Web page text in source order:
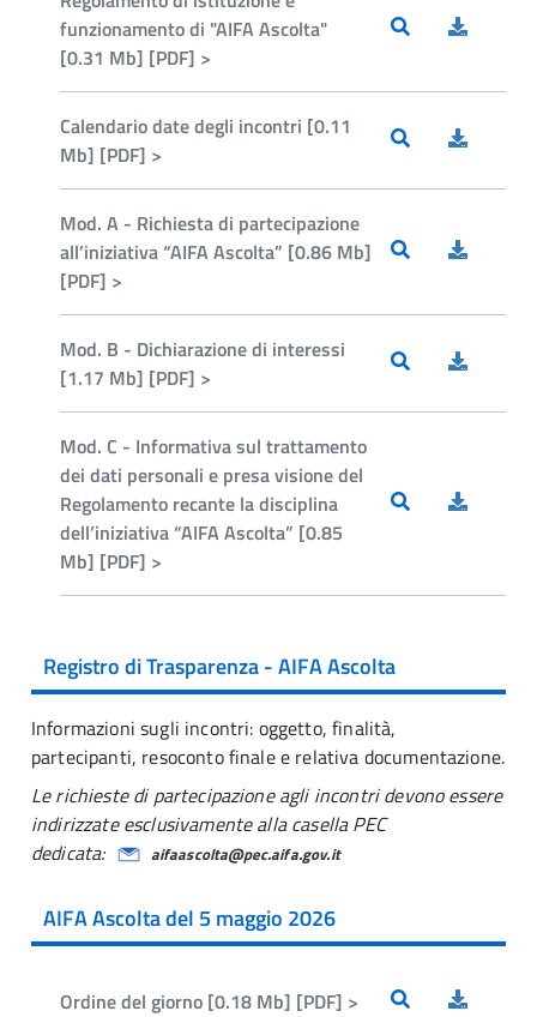
funzionamento di "AIFA Ascolta"
[0.31 Mb] [PDF] >
Calendario date degli incontri [0.11
Mb] [PDF] >
Mod. A - Richiesta di partecipazione
all’iniziativa “AIFA Ascolta” [0.86 Mb]
[PDF] >
Mod. B - Dichiarazione di interessi
[1.17 Mb] [PDF] >
Mod. C - Informativa sul trattamento
dei dati personali e presa visione del
Regolamento recante la disciplina
dell’iniziativa “AIFA Ascolta” [0.85
Mb] [PDF] >
Registro di Trasparenza - AIFA Ascolta
Informazioni sugli incontri: oggetto, finalità,
partecipanti, resoconto finale e relativa documentazione.
Le richieste di partecipazione agli incontri devono essere
indirizzate esclusivamente alla casella PEC
dedicata:
aifaascolta@pec.aifa.gov.it
AIFA Ascolta del 5 maggio 2026
Ordine del giorno [0.18 Mb] [PDF] >